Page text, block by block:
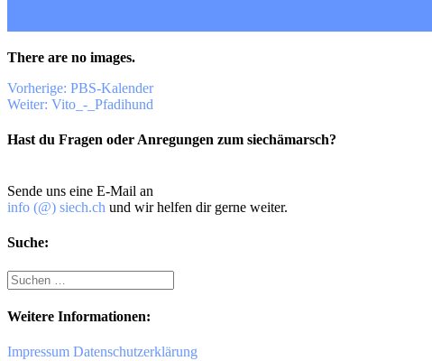
There are no images.
Beitragsnavigation
Vorherige: Vorheriger
Beitrag:
PBS-Kalender
Weiter: Nächster
Vito_-_Pfadihund
Hast du Fragen oder Anregungen zum siechämarsch?
Sende uns eine E-Mail an
info (@) siech.ch und wir helfen dir gerne weiter.
Suche:
Suche
nach:
Weitere Informationen:
Impressum Datenschutzerklärung